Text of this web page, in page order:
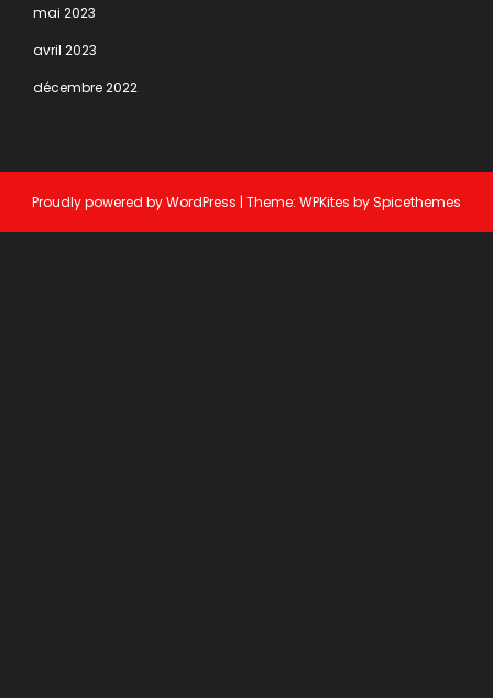
mai 2023
avril 2023
décembre 2022
Proudly powered byWordPress | Theme: WPKites bySpicethemes